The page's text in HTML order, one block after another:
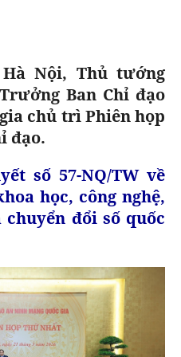
Hà Nội, Thủ tướng
Ban Chỉ đạo
chủ trì Phiên họp
đạo.
số 57-NQ/TW về
học, công nghệ,
đổi số quốc